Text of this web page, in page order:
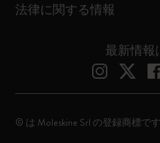
法律に関する情報
最新情報
© は Moleskine Srl の登録商標で